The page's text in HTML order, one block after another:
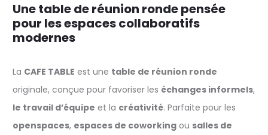
Une table de réunion ronde pensée
pour les espaces collaboratifs
modernes
La CAFE TABLE est une table de réunion ronde
originale, conçue pour favoriser les échanges informels,
le travail d’équipe et la créativité. Parfaite pour les
openspaces, espaces de coworking ou salles de